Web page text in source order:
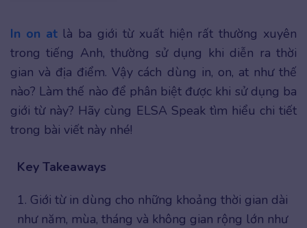
In on atlà ba giới từ xuất hiện rất thường xuyên
trong tiếng Anh, thường sử dụng khi diễn ra thời
gian và địa điểm. Vậy cách dùng in, on, at như thế
nào? Làm thế nào để phân biệt được khi sử dụng ba
giới từ này? Hãy cùng ELSA Speak tìm hiểu chi tiết
trong bài viết này nhé!
Key Takeaways
1. Giới từ in dùng cho những khoảng thời gian dài
như năm, mùa, tháng và không gian rộng lớn như